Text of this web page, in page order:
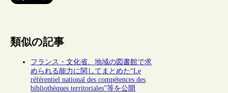
類似の記事
フランス・文化省、地域の図書館で求
められる能力に関してまとめた“Le
référentiel national des compétences des
bibliothèques territoriales”等を公開